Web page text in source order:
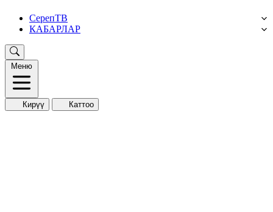
СерепТВ
КАБАРЛАР
Меню
Кирүү Каттоо